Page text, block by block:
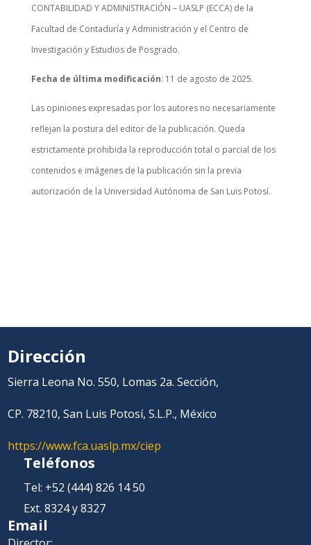
CONTABILIDAD Y ADMINISTRACIÓN – UASLP (ECCA) de la
Facultad de Contaduría y Administración y el Centro de
Investigación y Estudios de Posgrado.
Fecha de última modificación: 11 de agosto de 2025.
Las opiniones expresadas por los autores no necesariamente
reflejan la postura del editor de la publicación. Queda
estrictamente prohibida la reproducción total o parcial de los
contenidos e imágenes de la publicación sin la previa
autorización de la Universidad Autónoma de San Luis Potosí.
Dirección
Sierra Leona No. 550, Lomas 2a. Sección,
CP. 78210, San Luis Potosí, S.L.P., México
https://www.fca.uaslp.mx/ciep
Teléfonos
Tel: +52 (444) 826 14 50
Ext. 8324 y 8327
Email